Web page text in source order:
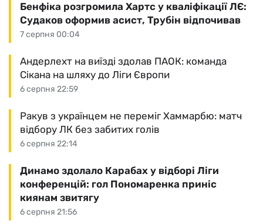
7 серпня 00:04
Бенфіка розгромила Хартс у кваліфікації ЛЄ:
Судаков оформив асист, Трубін відпочивав
6 серпня 22:59
Андерлехт на виїзді здолав ПАОК: команда
Сікана на шляху до Ліги Європи
6 серпня 22:14
Ракув з українцем не переміг Хаммарбю: матч
відбору ЛК без забитих голів
6 серпня 21:56
Динамо здолало Карабах у відборі Ліги
конференцій: гол Пономаренка приніс
киянам звитягу